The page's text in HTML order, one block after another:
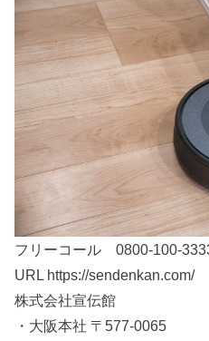
フリーコール 0800-100-
URL https://sendenkan.com/
株式会社宣伝館
・大阪本社 〒577-0065